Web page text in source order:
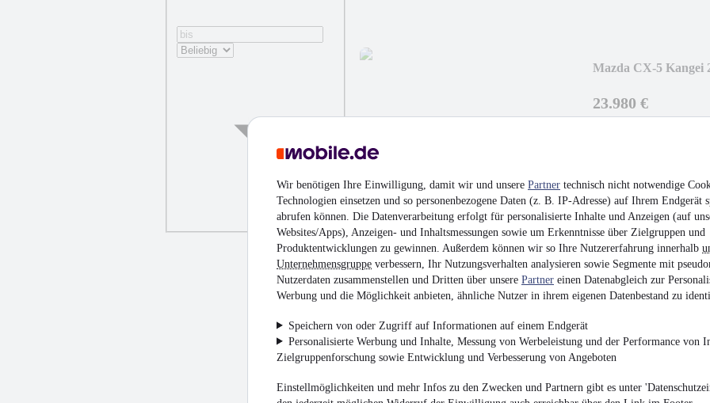
Wir benötigen Ihre Einwilligung, damit wir und unsere Partner technisch nicht notwendige
Technologien einsetzen und so personenbezogene Daten (z. B. IP-Adresse) auf Ihrem Endgerät
abrufen können. Die Datenverarbeitung erfolgt für personalisierte Inhalte und Anzeigen (auf
Websites/Apps), Anzeigen- und Inhaltsmessungen sowie um Erkenntnisse über Zielgruppen und
Produktentwicklungen zu gewinnen. Außerdem können wir so Ihre Nutzererfahrung innerhalb
Unternehmensgruppe verbessern, Ihr Nutzungsverhalten analysieren sowie Segmente mit
Nutzerdaten zusammenstellen und Dritten über unsere Partner einen Datenabgleich zur
Werbung und die Möglichkeit anbieten, ähnliche Nutzer in ihrem eigenen Datenbestand zu
Speichern von oder Zugriff auf Informationen auf einem Endgerät
Personalisierte Werbung und Inhalte, Messung von Werbeleistung und der Performance von
Zielgruppenforschung sowie Entwicklung und Verbesserung von Angeboten
Einstellmöglichkeiten und mehr Infos zu den Zwecken und Partnern gibt es unter
Mazda CX-5
23.980 €
Verfügbarkeit: In 2
Renault Espace 2.0
23.588 €¹
Verfügbarkeit: In 2
EZ 04/2020